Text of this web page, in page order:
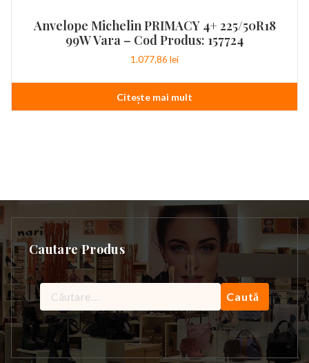
Anvelope Michelin PRIMACY 4+ 225/50R18
99W Vara – Cod Produs: 157724
1.077,86 lei
Citește mai mult
Cautare Produs
Caută
după: